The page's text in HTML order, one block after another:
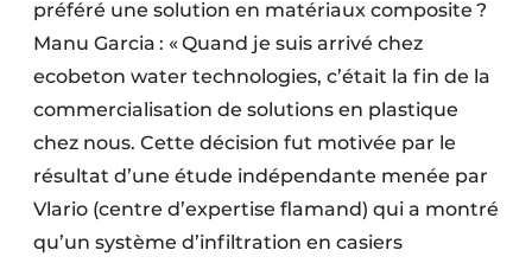
préféré une solution en matériaux composite ?
Manu Garcia : « Quand je suis arrivé chez
ecobeton water technologies, c’était la fin de la
commercialisation de solutions en plastique
chez nous. Cette décision fut motivée par le
résultat d’une étude indépendante menée par
Vlario (centre d’expertise flamand) qui a montré
qu’un système d’infiltration en casiers